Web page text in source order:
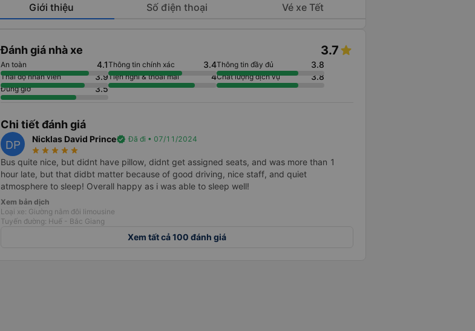
Giới thiệu Số điện thoại Vé xe Tết
Đánh giá nhà xe 3.7
An toàn 4.1Thông tin chính xác 3.4Thông tin đầy đủ 3.8
Thái độ nhân viên 3.9Tiện nghi & thoải mái 4Chất lượng dịch vụ 3.8
Đúng giờ 3.5
Chi tiết đánh giá
DP Nicklas David Princeverified Đã đi • 07/11/2024
star_rate star_rate star_rate star_rate star_rate
Bus quite nice, but didnt have pillow, didnt get assigned seats, and was more than 1
hour late, but that didbt matter because of good driving, nice staff, and quiet
atmosphere to sleep! Overall happy as i was able to sleep well!
Xem bản dịch
Loại xe: Giường nằm đôi limousine
Tuyến đường: Huế - Bắc Giang
Xem tất cả 100 đánh giá